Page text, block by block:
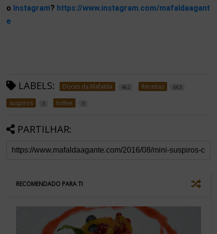
o Instagram? https://www.instagram.com/mafaldaagant
e
LABELS: Doces da Mafalda 462 Receitas 663
suspiros 3 toffee 3
PARTILHAR:
RECOMENDADO PARA TI